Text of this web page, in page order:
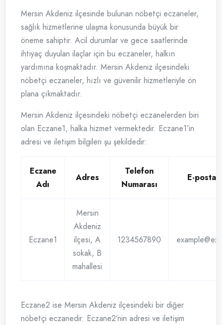
Mersin Akdeniz ilçesinde bulunan nöbetçi eczaneler,
sağlık hizmetlerine ulaşma konusunda büyük bir
öneme sahiptir. Acil durumlar ve gece saatlerinde
ihtiyaç duyulan ilaçlar için bu eczaneler, halkın
yardımına koşmaktadır. Mersin Akdeniz ilçesindeki
nöbetçi eczaneler, hızlı ve güvenilir hizmetleriyle ön
plana çıkmaktadır.
Mersin Akdeniz ilçesindeki nöbetçi eczanelerden biri
olan Eczane1, halka hizmet vermektedir. Eczane1’in
adresi ve iletişim bilgileri şu şekildedir:
Eczane
Adı
Adres
Telefon
Numarası
E-posta
Eczane1
Mersin
Akdeniz
ilçesi, A
sokak, B
mahallesi
1234567890
Eczane2 ise Mersin Akdeniz ilçesindeki bir diğer
nöbetçi eczanedir. Eczane2’nin adresi ve iletişim